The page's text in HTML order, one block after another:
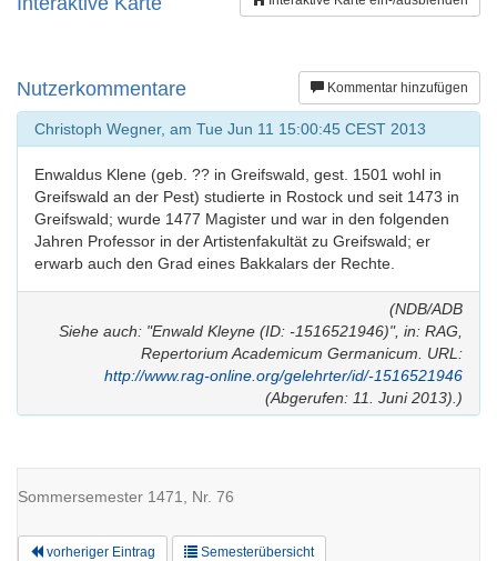
Kommentar hinzufügen
Nutzerkommentare
Christoph Wegner, am Tue Jun 11 15:00:45 CEST 2013
Enwaldus Klene (geb. ?? in Greifswald, gest. 1501 wohl in
Greifswald an der Pest) studierte in Rostock und seit 1473 in
Greifswald; wurde 1477 Magister und war in den folgenden
Jahren Professor in der Artistenfakultät zu Greifswald; er
erwarb auch den Grad eines Bakkalars der Rechte.
(NDB/ADB
Siehe auch: "Enwald Kleyne (ID: -1516521946)", in: RAG,
Repertorium Academicum Germanicum. URL:
http://www.rag-online.org/gelehrter/id/-1516521946
(Abgerufen: 11. Juni 2013).)
Sommersemester 1471, Nr. 76
vorheriger Eintrag Semesterübersicht